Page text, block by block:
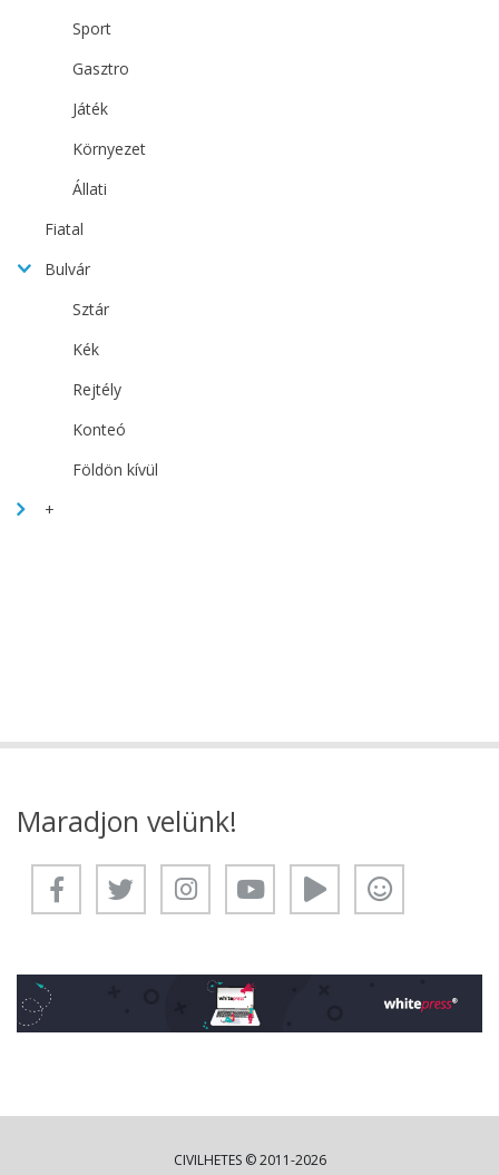
Sport
Gasztro
Játék
Környezet
Állati
Fiatal
Bulvár
Sztár
Kék
Rejtély
Konteó
Földön kívül
+
Maradjon velünk!
CIVILHETES © 2011-2026